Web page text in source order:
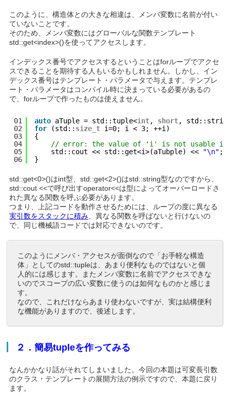
このように、構造体との大きな相違は、メンバ変数に名前が付い
ていないことです。
そのため、メンバ変数にはグローバルな関数テンプレート
std::get<index>()を使ってアクセスします。
インデックス番号でアクセスするということはforループでアクセ
スできることを期待する人もいるかもしれません。しかし、イン
デックス番号はテンプレート・パラメータで与えます。テンプレ
ート・パラメータはコンパイル時に決まっている必要があるの
で、forループで作ったものは使えません。
01
02
03
04
05
06
auto aTuple = std::tuple<int, short,
for
(std:: size_t i=0; i < 3; ++i)
{
// error: the value of 'i' is not usable in a
std::cout << std::get<i>(aTubple) << "\n" ;
}
std::get<0>()はint型、std::get<2>()はstd::string型なのですから、
std::cout <<で呼び出すoperator<<は型によってオーバーロードさ
れた異なる関数を呼ぶ必要があります。
つまり、上記コードを動作させるためには、ループの度に異なる
実引数をスタックに積み 、異なる関数を呼ばないと行けないの
で、同じ機械語コードでは対応できないのです。
このようにメンバ・アクセスが面倒なので「お手軽な構造
体」としてのstd::tupleは、あまり便利なものではないと個
人的には感じます。またメンバ変数に名前でアクセスできな
いのでスコープの広い変数に使うのは如何なものかと感じま
す。
なので、これだけならあまり使わないですが、実は結構便利
な機能がありますので、後述します。
２．簡易tupleを作ってみる
なんかかなり話がそれてしまいました。今回の本題は可変長引数
のクラス・テンプレートの展開方法の例示ですので、本題に戻り
ます。